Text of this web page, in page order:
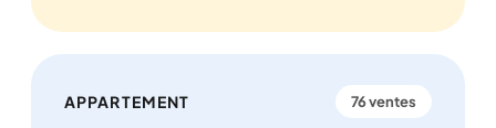
APPARTEMENT 76 ventes